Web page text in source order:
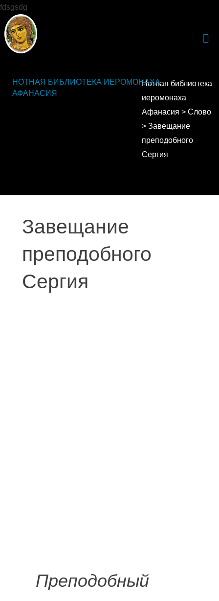
fdsgsdg
НОТНАЯ БИБЛИОТЕКА ИЕРОМОНАХА
АФАНАСИЯ
Нотная библиотека
иеромонаха
Афанасия >Слово
>Завещание
преподобного
Сергия
Завещание
преподобного
Сергия
Преподобный